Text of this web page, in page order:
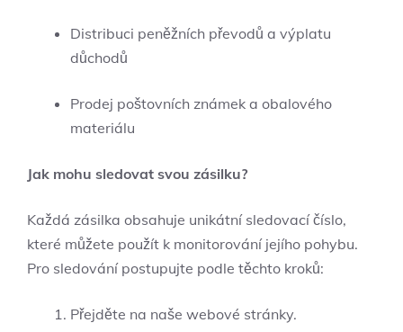
Distribuci peněžních převodů a výplatu
důchodů
Prodej poštovních známek a obalového
materiálu
Jak mohu sledovat svou zásilku?
Každá zásilka obsahuje unikátní sledovací číslo,
které můžete použít k monitorování jejího pohybu.
Pro sledování postupujte podle těchto kroků:
Přejděte na naše webové stránky.